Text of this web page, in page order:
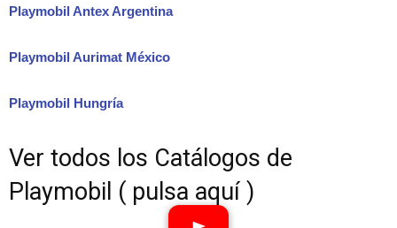
Playmobil Antex Argentina
Playmobil Aurimat México
Playmobil Hungría
Ver todos los Catálogos de
Playmobil ( pulsa aquí )